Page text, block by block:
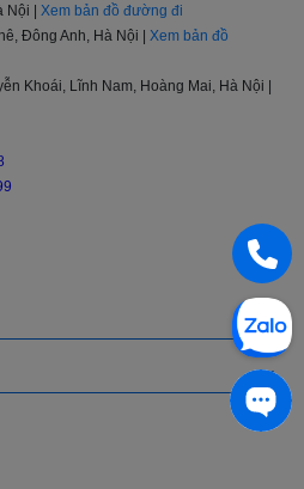
9.5 - 10 kg, Từ 10.5 - 11 kg, Từ
kg trở lên
động trực tiếp), Inverter tiết
trẻ em, Tự động phân bổ nước giặt
Từ 8 - 10
Nội | Xem bản đồ đường đi
Đông Anh, Hà Nội | Xem bản đồ
Khoái, Lĩnh Nam, Hoàng Mai, Hà Nội |